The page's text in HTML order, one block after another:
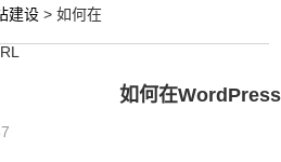
建设 > 如何在
如何在